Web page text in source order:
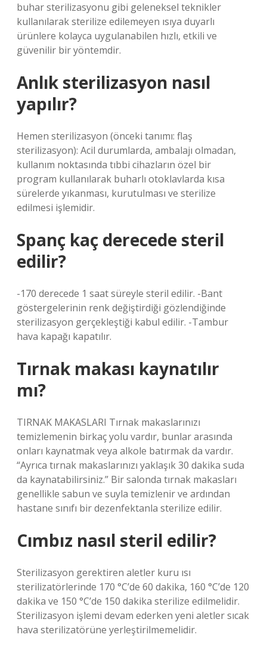
buhar sterilizasyonu gibi geleneksel teknikler
kullanılarak sterilize edilemeyen ısıya duyarlı
ürünlere kolayca uygulanabilen hızlı, etkili ve
güvenilir bir yöntemdir.
Anlık sterilizasyon nasıl
yapılır?
Hemen sterilizasyon (önceki tanımı: flaş
sterilizasyon): Acil durumlarda, ambalajı olmadan,
kullanım noktasında tıbbi cihazların özel bir
program kullanılarak buharlı otoklavlarda kısa
sürelerde yıkanması, kurutulması ve sterilize
edilmesi işlemidir.
Spanç kaç derecede steril
edilir?
-170 derecede 1 saat süreyle steril edilir. -Bant
göstergelerinin renk değiştirdiği gözlendiğinde
sterilizasyon gerçekleştiği kabul edilir. -Tambur
hava kapağı kapatılır.
Tırnak makası kaynatılır
mı?
TIRNAK MAKASLARI Tırnak makaslarınızı
temizlemenin birkaç yolu vardır, bunlar arasında
onları kaynatmak veya alkole batırmak da vardır.
“Ayrıca tırnak makaslarınızı yaklaşık 30 dakika suda
da kaynatabilirsiniz.” Bir salonda tırnak makasları
genellikle sabun ve suyla temizlenir ve ardından
hastane sınıfı bir dezenfektanla sterilize edilir.
Cımbız nasıl steril edilir?
Sterilizasyon gerektiren aletler kuru ısı
sterilizatörlerinde 170 °C’de 60 dakika, 160 °C’de 120
dakika ve 150 °C’de 150 dakika sterilize edilmelidir.
Sterilizasyon işlemi devam ederken yeni aletler sıcak
hava sterilizatörüne yerleştirilmemelidir.